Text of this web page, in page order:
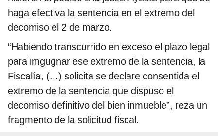
haga efectiva la sentencia en el extremo del
decomiso el 2 de marzo.
“Habiendo transcurrido en exceso el plazo legal
para imgugnar ese extremo de la sentencia, la
Fiscalía, (...) solicita se declare consentida el
extremo de la sentencia que dispuso el
decomiso definitivo del bien inmueble”, reza un
fragmento de la solicitud fiscal.